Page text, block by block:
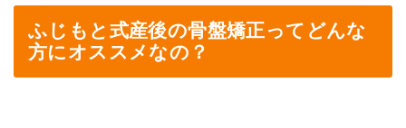
ふじもと式産後の骨盤矯正ってどんな
方にオススメなの？